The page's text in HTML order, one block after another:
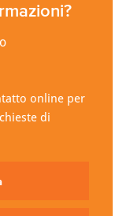
online per
di